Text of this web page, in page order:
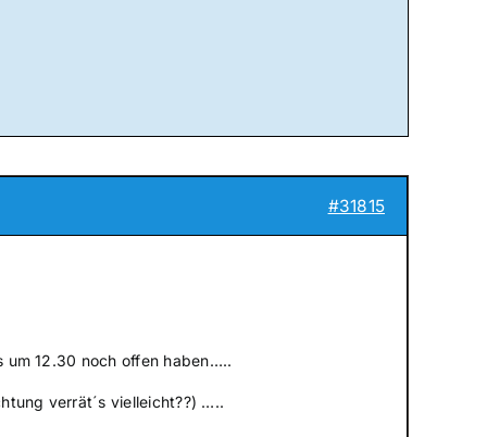
#31815
um 12.30 noch offen haben…..
verrät´s vielleicht??) …..